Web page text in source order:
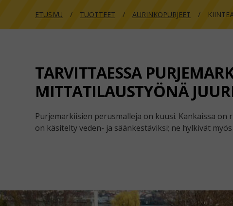
ETUSIVU TUOTTEET AURINKOPURJEET
TARVITTAESSA
MITTATILAUSTYÖNÄ
Purjemarkiisien perusmalleja on kuusi. Kankaissa
on käsitelty veden- ja säänkestäviksi; ne hylkivät